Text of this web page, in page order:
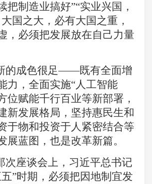
把制造业搞好”“实业兴国，
国之大，必有大国之重，
，必须把发展放在自己力量
的成色很足——既有全面增
力，全面实施“人工智能
位赋能千行百业等新部署，
新发展格局，坚持惠民生和
于物和投资于人紧密结合等
展蓝图，也是改革新篇。
次座谈会上，习近平总书记
”时期，必须把因地制宜发